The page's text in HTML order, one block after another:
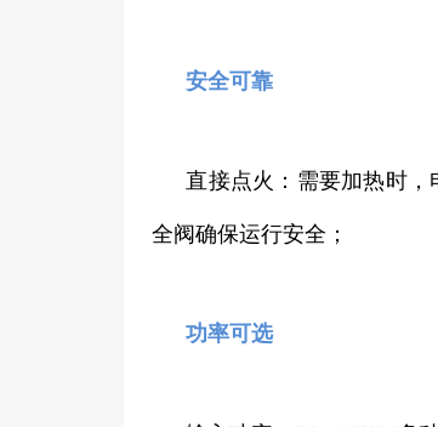
安全可靠
直接点火：需要加热时
全阀确保运行安全；
功率可选